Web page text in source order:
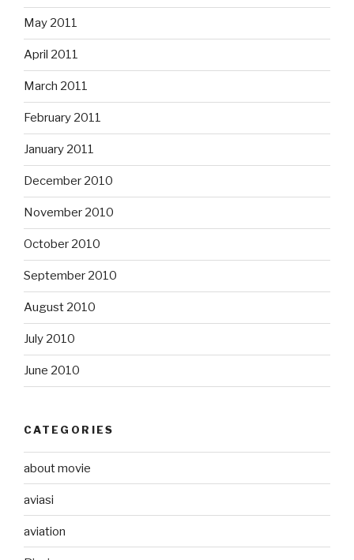
May 2011
April 2011
March 2011
February 2011
January 2011
December 2010
November 2010
October 2010
September 2010
August 2010
July 2010
June 2010
CATEGORIES
about movie
aviasi
aviation